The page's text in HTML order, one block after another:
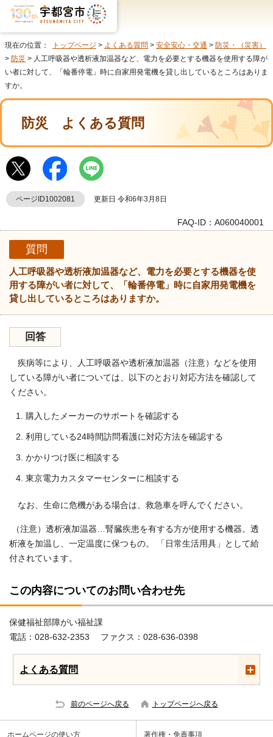
現在の位置： トップページ > よくある質問 > 安全安心・交通 > 防災・（災害）
> 防災 > 人工呼吸器や透析液加温器など、電力を必要とする機器を使用する障が
い者に対して、「輪番停電」時に自家用発電機を貸し出しているところはありま
すか。
防災 よくある質問
ページID1002081 更新日 令和6年3月8日
FAQ-ID：A060040001
質問
人工呼吸器や透析液加温器など、電力を必要とする機器を使
用する障がい者に対して、「輪番停電」時に自家用発電機を
貸し出しているところはありますか。
回答
疾病等により、人工呼吸器や透析液加温器（注意）などを使用
している障がい者については、以下のとおり対応方法を確認して
ください。
購入したメーカーのサポートを確認する
利用している24時間訪問看護に対応方法を確認する
かかりつけ医に相談する
東京電力カスタマーセンターに相談する
なお、生命に危機がある場合は、救急車を呼んでください。
（注意）透析液加温器…腎臓疾患を有する方が使用する機器。透
析液を加温し、一定温度に保つもの。 「日常生活用具」として給
付されています。
この内容についてのお問い合わせ先
保健福祉部障がい福祉課
電話：028-632-2353 ファクス：028-636-0398
よくある質問
前のページへ戻る トップページへ戻る
ホームページの使い方 著作権・免責事項